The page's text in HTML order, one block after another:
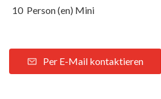
10 Person (en) Mini
Per E-Mail kontaktieren